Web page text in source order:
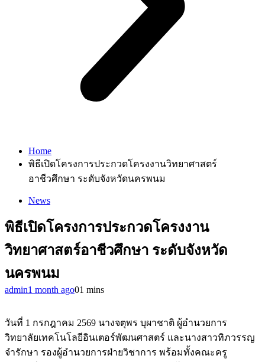
Home
พิธีเปิดโครงการประกวดโครงงานวิทยาศาสตร์
อาชีวศึกษา ระดับจังหวัดนครพนม
News
พิธีเปิดโครงการประกวดโครงงาน
วิทยาศาสตร์อาชีวศึกษา ระดับจังหวัด
นครพนม
admin1 month ago01 mins
วันที่ 1 กรกฎาคม 2569 นางจตุพร บุผาชาติ ผู้อำนวยการ
วิทยาลัยเทคโนโลยีอินเตอร์พัฒนศาสตร์ และนางสาวทิภวรรญ
จำรักษา รองผู้อำนวยการฝ่ายวิชาการ พร้อมทั้งคณะครู